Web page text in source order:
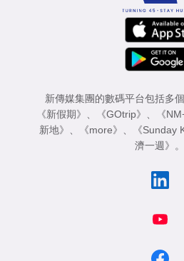
新傳媒集團的數碼平台包括多
《新假期》 、 《GOtrip》 、 《
新地》 、 《more》 、 《Sunday
濟一週》 。